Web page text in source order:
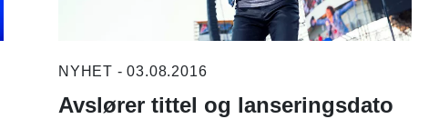
NYHET - 03.08.2016
Avslører tittel og lanseringsdato